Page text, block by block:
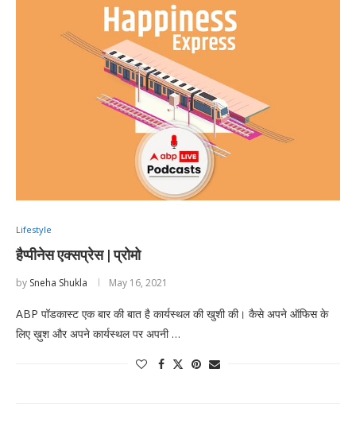
Lifestyle
हैप्पीनेस एक्सप्रेस | प्रोमो
by Sneha Shukla May 16, 2021
ABP पॉडकास्ट एक बार की बात है कार्यस्थल की खुशी की। कैसे अपने ऑफिस के
लिए ख़ुश और अपने कार्यस्थल पर अपनी …